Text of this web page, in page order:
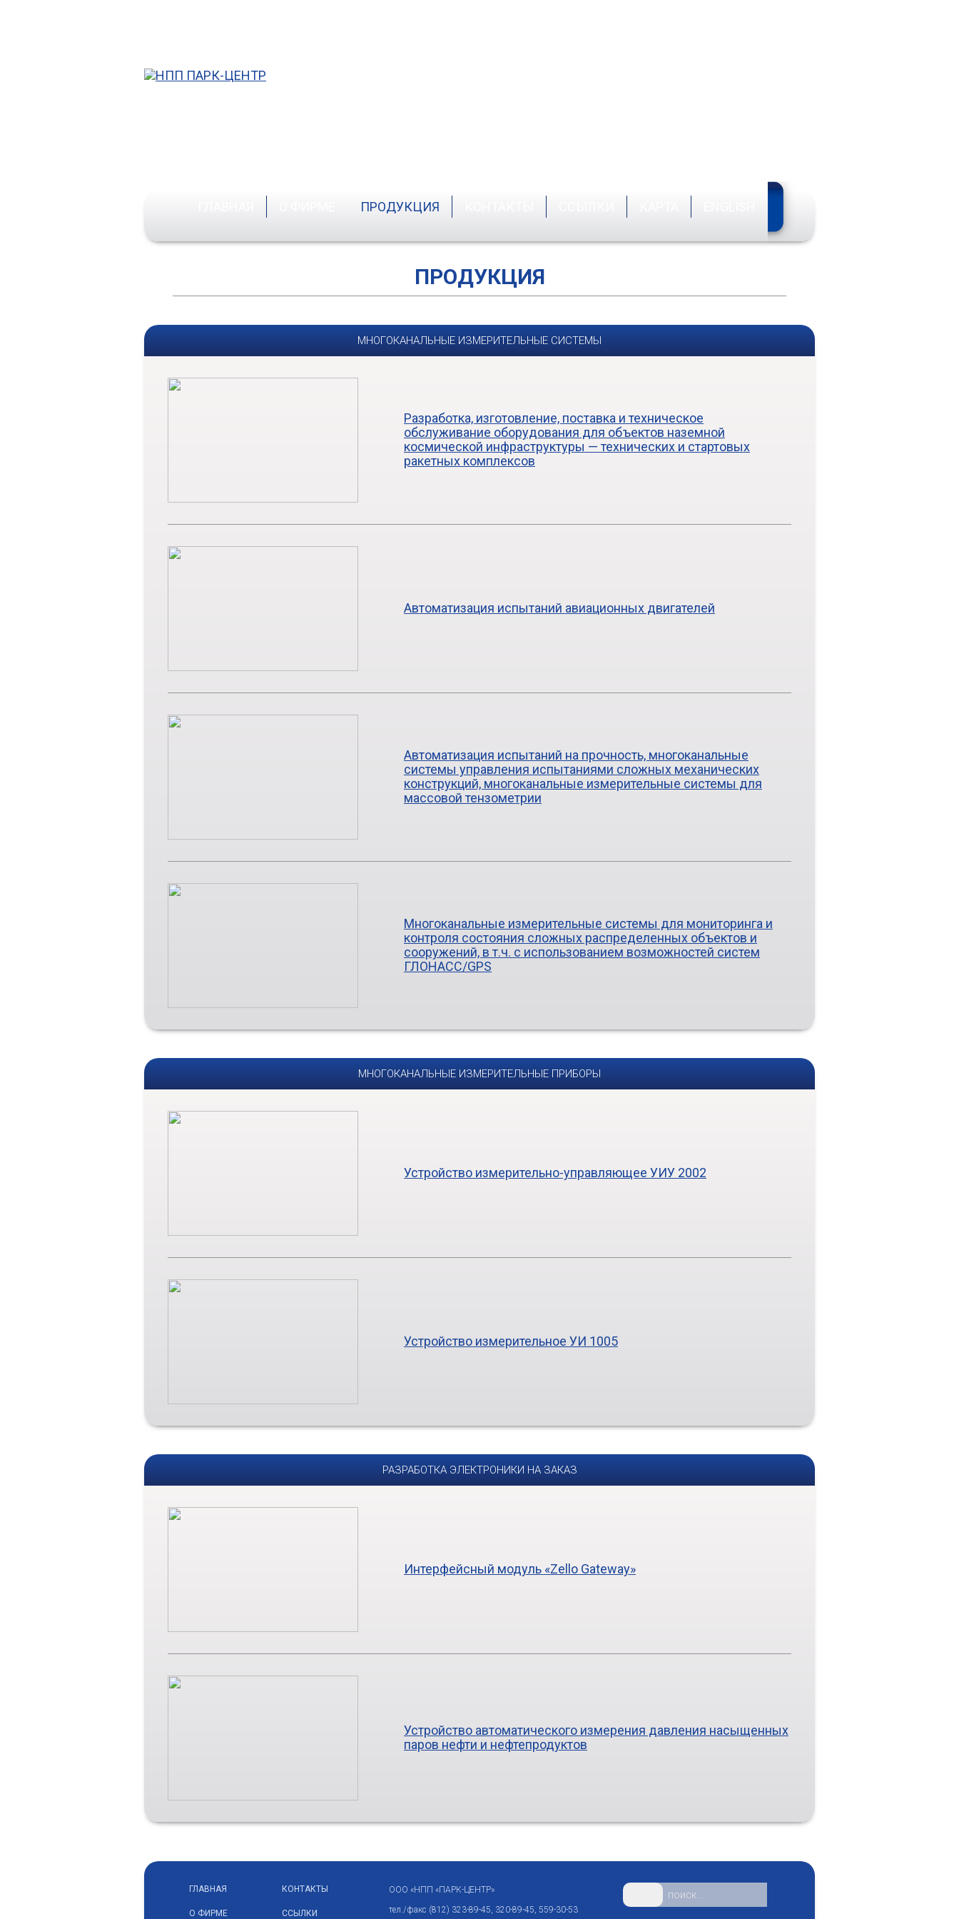
Система качества
Вопросы и ответы
Реквизиты
ПРОДУКЦИЯ
системы
Многоканальные измерительные
ПРОДУКЦИЯ
МНОГОКАНАЛЬНЫЕ ИЗМЕРИТЕЛЬНЫЕ СИСТЕМЫ
Разработка, изготовление, поставка и техническое
обслуживание оборудования для объектов наземной
космической инфраструктуры — технических и стартовых
ракетных комплексов
Автоматизация испытаний авиационных двигателей
Автоматизация испытаний на прочность, многоканальные
системы управления испытаниями сложных механических
конструкций, многоканальные измерительные системы для
массовой тензометрии
Многоканальные измерительные системы для мониторинга и
контроля состояния сложных распределенных объектов и
сооружений, в т.ч. с использованием возможностей систем
ГЛОНАСС/GPS
МНОГОКАНАЛЬНЫЕ ИЗМЕРИТЕЛЬНЫЕ ПРИБОРЫ
Устройство измерительно-управляющее УИУ 2002
Устройство измерительное УИ 1005
РАЗРАБОТКА ЭЛЕКТРОНИКИ НА ЗАКАЗ
Интерфейсный модуль «Zello Gateway»
Устройство автоматического измерения давления насыщенных
паров нефти и нефтепродуктов
ГЛАВНАЯ КОНТАКТЫ
О ФИРМЕ ССЫЛКИ
ООО «НПП «ПАРК-ЦЕНТР»
тел./факс (812) 323-89-45, 320-89-45, 559-30-53